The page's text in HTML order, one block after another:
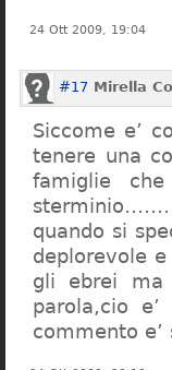
24 Ott 2009, 19:04
#17 Mirella
Siccome e’
tenere una
famiglie
quando si
deplorevole
gli ebrei ma
parola,cio
commento